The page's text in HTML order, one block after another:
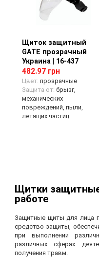
Просмотр товара
Щиток защитный
GATE прозрачный
Украина | 16-437
482.97 грн
Цвет: прозрачные
Защита от: брызг,
механических
повреждений, пыли,
летящих частиц
Щитки
работе
Защитные щиты для лица
средство защиты,
при выполнении
различных сферах
получения травм.